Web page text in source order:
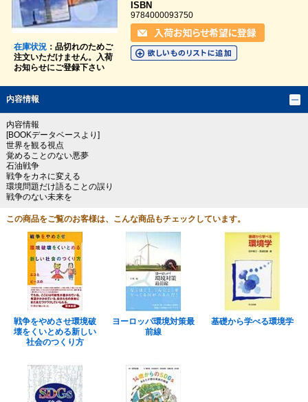
在庫状況：品切れのためご
注文いただけません。入荷
お知らせにご登録下さい
ISBN
9784000093750
内容情報
内容情報
[BOOKデータベースより]
世界を観る視点
覚めることのない悪夢
石油戦争
戦争をカネに変える
環境問題だけ語ることの誤り
戦争のない未来を
この商品をご覧のお客様は、こんな商品もチェックしています。
戦争をやめさせ環境破
壊をくいとめる新しい
社会のつくり方
ヨーロッパ環境対策最
前線
基礎から学べる環境学